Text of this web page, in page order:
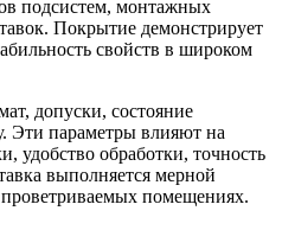
подсистем, монтажных
Покрытие демонстрирует
свойств в широком
допуски, состояние
Эти параметры влияют на
удобство обработки, точность
выполняется мерной
помещениях.